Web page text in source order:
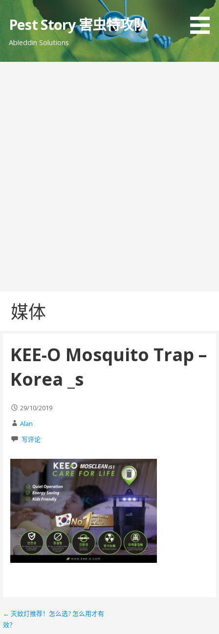
Pest Story 害虫特攻队
Ableddin Solutions
媒体
KEE-O Mosquito Trap –
Korea _s
29/10/2019
Alan
写评论
文
← 灭蚊灯推荐！怎么选? 怎么用才有
效？